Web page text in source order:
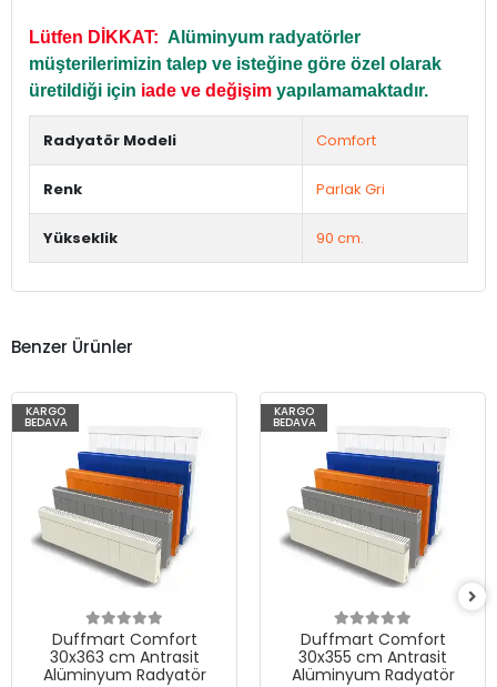
Lütfen DİKKAT: Alüminyum radyatörler
müşterilerimizin talep ve isteğine göre özel olarak
üretildiği için iade ve değişim yapılamamaktadır.
Radyatör Modeli Comfort
Renk Parlak Gri
Yükseklik 90 cm.
Benzer Ürünler
KARGO
BEDAVA
Duffmart Comfort
30x363 cm Antrasit
Alüminyum Radyatör
KARGO
BEDAVA
Duffmart Comfort
30x355 cm Antrasit
Alüminyum Radyatör